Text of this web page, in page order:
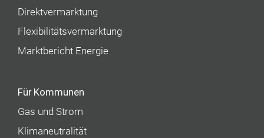
Direktvermarktung
Flexibilitätsvermarktung
Marktbericht Energie
Für Kommunen
Gas und Strom
Klimaneutralität